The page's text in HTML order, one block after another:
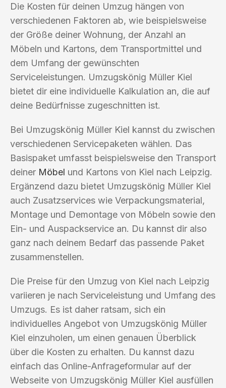
Die Kosten für deinen Umzug hängen von
verschiedenen Faktoren ab, wie beispielsweise
der Größe deiner Wohnung, der Anzahl an
Möbeln und Kartons, dem Transportmittel und
dem Umfang der gewünschten
Serviceleistungen. Umzugskönig Müller Kiel
bietet dir eine individuelle Kalkulation an, die auf
deine Bedürfnisse zugeschnitten ist.
Bei Umzugskönig Müller Kiel kannst du zwischen
verschiedenen Servicepaketen wählen. Das
Basispaket umfasst beispielsweise den Transport
deiner Möbel und Kartons von Kiel nach Leipzig.
Ergänzend dazu bietet Umzugskönig Müller Kiel
auch Zusatzservices wie Verpackungsmaterial,
Montage und Demontage von Möbeln sowie den
Ein- und Auspackservice an. Du kannst dir also
ganz nach deinem Bedarf das passende Paket
zusammenstellen.
Die Preise für den Umzug von Kiel nach Leipzig
variieren je nach Serviceleistung und Umfang des
Umzugs. Es ist daher ratsam, sich ein
individuelles Angebot von Umzugskönig Müller
Kiel einzuholen, um einen genauen Überblick
über die Kosten zu erhalten. Du kannst dazu
einfach das Online-Anfrageformular auf der
Webseite von Umzugskönig Müller Kiel ausfüllen